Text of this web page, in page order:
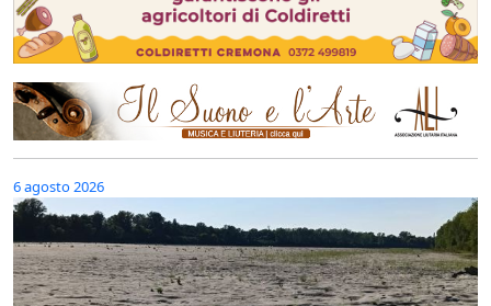
6 agosto 2026